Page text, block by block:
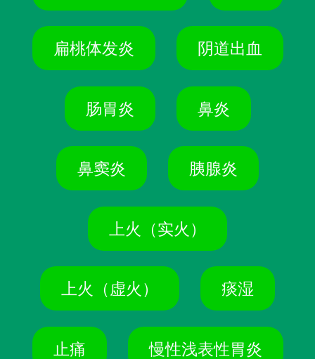
扁桃体发炎 阴道出血
肠胃炎 鼻炎
鼻窦炎 胰腺炎
上火（实火）
上火（虚火） 痰湿
止痛 慢性浅表性胃炎